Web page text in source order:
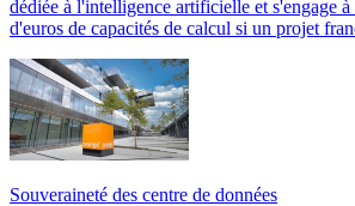
dédiée à l'intelligence artificielle et s'engage
d'euros de capacités de calcul si un projet
Souveraineté des centre de données